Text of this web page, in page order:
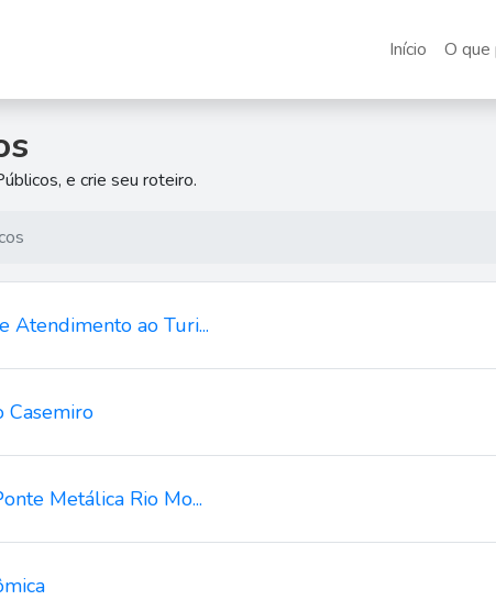
Início O que
e crie seu roteiro.
Atendimento ao Turi...
Casemiro
Metálica Rio Mo...